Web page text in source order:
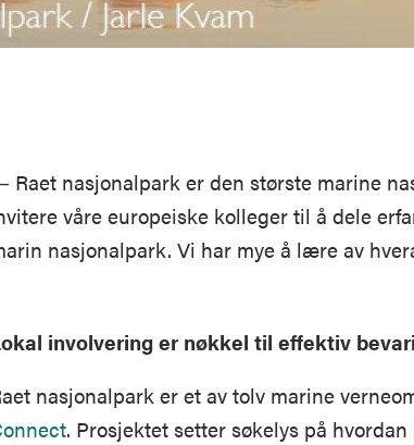
Raet nasjonalpark er den største marine
våre europeiske kolleger til å dele
nasjonalpark. Vi har mye å lære av
involvering er nøkkel til effektiv
nasjonalpark er et av tolv marine
. Prosjektet setter søkelys på